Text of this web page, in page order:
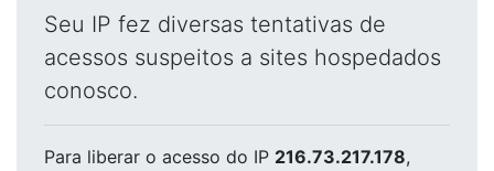
Seu IP fez diversas tentativas de
acessos suspeitos a sites hospedados
conosco.
Para liberar o acesso do IP 216.73.217.178,